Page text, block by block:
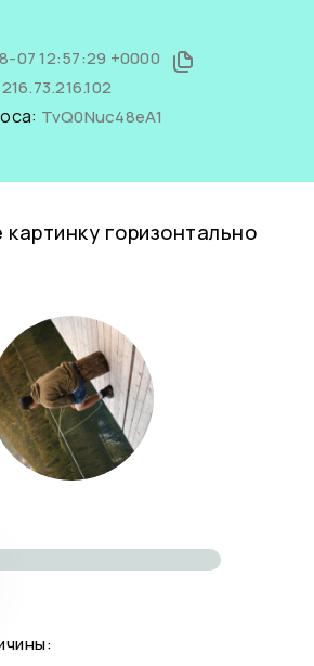
07 12:57:29 +0000
216.73.216.102
TvQ0Nuc48eA1
картинку горизонтально